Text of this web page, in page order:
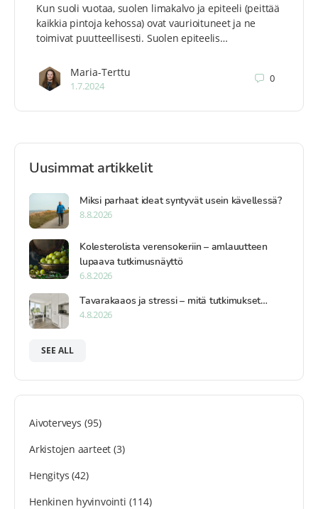
Kun suoli vuotaa, suolen limakalvo ja epiteeli (peittää
kaikkia pintoja kehossa) ovat vaurioituneet ja ne
toimivat puutteellisesti. Suolen epiteelis…
Maria-Terttu
1.7.2024
0
Uusimmat artikkelit
Miksi parhaat ideat syntyvät usein kävellessä?
8.8.2026
Kolesterolista verensokeriin – amlauutteen
lupaava tutkimusnäyttö
6.8.2026
Tavarakaaos ja stressi – mitä tutkimukset…
4.8.2026
SEE ALL
Aivoterveys (95)
Arkistojen aarteet (3)
Hengitys (42)
Henkinen hyvinvointi (114)